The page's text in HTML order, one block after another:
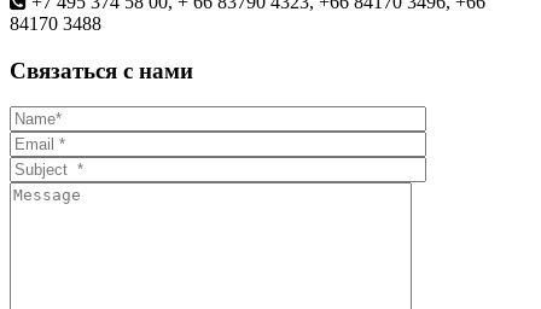
84170 3488
Связаться с нами